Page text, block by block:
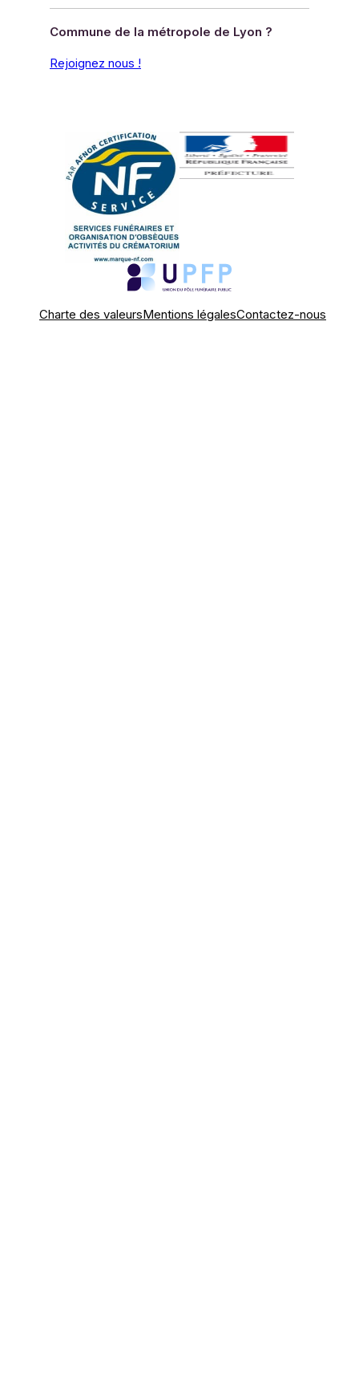
Commune de la métropole de Lyon ?
Rejoignez nous !
Charte des valeursMentions légalesContactez-nous